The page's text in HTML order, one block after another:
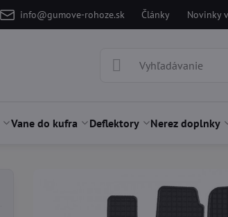
info@gumove-rohoze.sk Články Novinky
Vane do kufra Deflektory Nerez doplnky